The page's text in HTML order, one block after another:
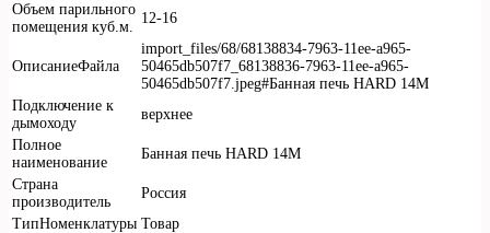
Объем парильного
помещения куб.м.
12-16
ОписаниеФайла
import_files/68/68138834-7963-11ee-a965-
50465db507f7_68138836-7963-11ee-a965-
50465db507f7.jpeg#Банная печь HARD 14М
Подключение к
дымоходу
верхнее
Полное
наименование
Банная печь HARD 14М
Страна
производитель
Россия
ТипНоменклатуры Товар